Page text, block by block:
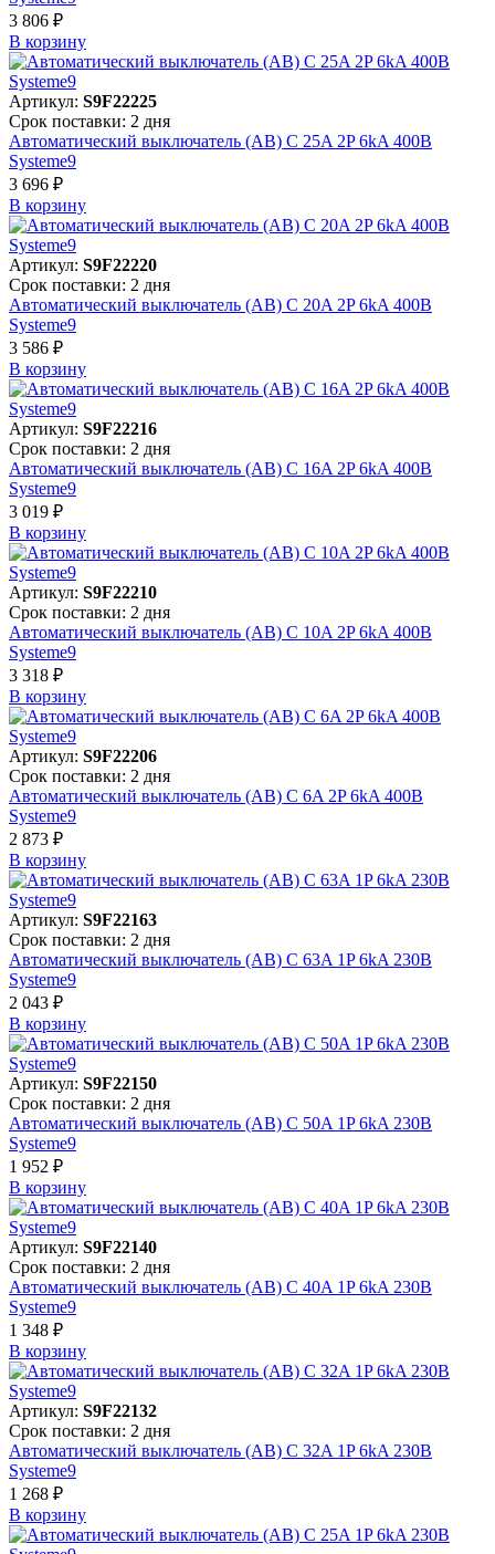
3 806 ₽
В корзинy
Артикул: S9F22225
Срок поставки: 2 дня
Автоматический выключатель (АВ) C 25A 2P 6kA 400В
Systeme9
3 696 ₽
В корзинy
Артикул: S9F22220
Срок поставки: 2 дня
Автоматический выключатель (АВ) C 20A 2P 6kA 400В
Systeme9
3 586 ₽
В корзинy
Артикул: S9F22216
Срок поставки: 2 дня
Автоматический выключатель (АВ) C 16A 2P 6kA 400В
Systeme9
3 019 ₽
В корзинy
Артикул: S9F22210
Срок поставки: 2 дня
Автоматический выключатель (АВ) C 10A 2P 6kA 400В
Systeme9
3 318 ₽
В корзинy
Артикул: S9F22206
Срок поставки: 2 дня
Автоматический выключатель (АВ) C 6A 2P 6kA 400В
Systeme9
2 873 ₽
В корзинy
Артикул: S9F22163
Срок поставки: 2 дня
Автоматический выключатель (АВ) C 63A 1P 6kA 230В
Systeme9
2 043 ₽
В корзинy
Артикул: S9F22150
Срок поставки: 2 дня
Автоматический выключатель (АВ) C 50A 1P 6kA 230В
Systeme9
1 952 ₽
В корзинy
Артикул: S9F22140
Срок поставки: 2 дня
Автоматический выключатель (АВ) C 40A 1P 6kA 230В
Systeme9
1 348 ₽
В корзинy
Артикул: S9F22132
Срок поставки: 2 дня
Автоматический выключатель (АВ) C 32A 1P 6kA 230В
Systeme9
1 268 ₽
В корзинy